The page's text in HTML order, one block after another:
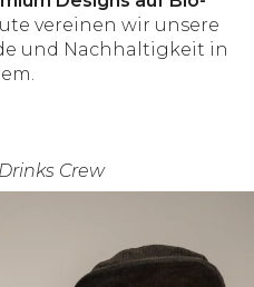
vereinen wir unsere
und Nachhaltigkeit in
Crew